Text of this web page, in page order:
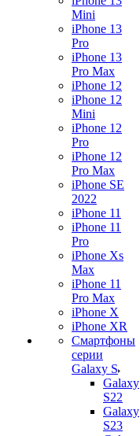
Mini
iPhone 13
Pro
iPhone 13
Pro Max
iPhone 12
iPhone 12
Mini
iPhone 12
Pro
iPhone 12
Pro Max
iPhone SE
2022
iPhone 11
iPhone 11
Pro
iPhone Xs
Max
iPhone 11
Pro Max
iPhone X
iPhone XR
Смартфоны
серии
Galaxy S
Galaxy
S22
Galaxy
S23